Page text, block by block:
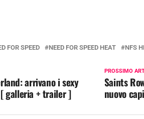
FOR SPEED NEED FOR SPEED HEAT NFS
PROSSIMO
Saints
nuovo
arrivano i sexy
galleria + trailer ]